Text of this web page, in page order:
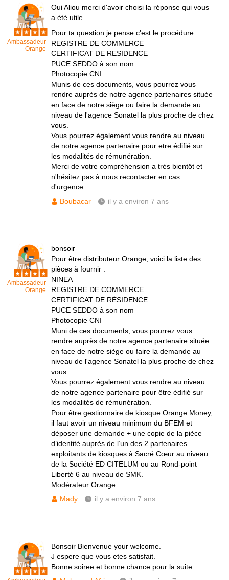
Ambassadeur
Orange
Oui Aliou merci d'avoir choisi la réponse qui vous
a été utile.
Pour ta question je pense c'est le procédure
REGISTRE DE COMMERCE
CERTIFICAT DE RESIDENCE
PUCE SEDDO à son nom
Photocopie CNI
Munis de ces documents, vous pourrez vous
rendre auprès de notre agence partenaires située
en face de notre siège ou faire la demande au
niveau de l'agence Sonatel la plus proche de chez
vous.
Vous pourrez également vous rendre au niveau
de notre agence partenaire pour etre édifié sur
les modalités de rémunération.
Merci de votre compréhension a très bientôt et
n'hésitez pas à nous recontacter en cas
d'urgence.
Boubacar
il y a environ 7 ans
Ambassadeur
Orange
bonsoir
Pour être distributeur Orange, voici la liste des
pièces à fournir :
NINEA
REGISTRE DE COMMERCE
CERTIFICAT DE RÉSIDENCE
PUCE SEDDO à son nom
Photocopie CNI
Muni de ces documents, vous pourrez vous
rendre auprès de notre agence partenaire située
en face de notre siège ou faire la demande au
niveau de l'agence Sonatel la plus proche de chez
vous.
Vous pourrez également vous rendre au niveau
de notre agence partenaire pour être édifié sur
les modalités de rémunération.
Pour être gestionnaire de kiosque Orange Money,
il faut avoir un niveau minimum du BFEM et
déposer une demande + une copie de la pièce
d’identité auprès de l’un des 2 partenaires
exploitants de kiosques à Sacré Cœur au niveau
de la Société ED CITELUM ou au Rond-point
Liberté 6 au niveau de SMK.
Modérateur Orange
Mady
il y a environ 7 ans
Bonsoir Bienvenue your welcome.
J espere que vous etes satisfait.
Bonne soiree et bonne chance pour la suite